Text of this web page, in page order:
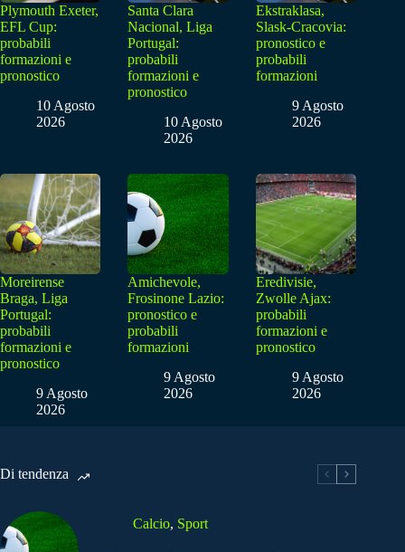
Plymouth Exeter,
EFL Cup:
probabili
formazioni e
pronostico
10 Agosto
2026
Santa Clara
Nacional, Liga
Portugal:
probabili
formazioni e
pronostico
10 Agosto
2026
Ekstraklasa,
Slask-Cracovia:
pronostico e
probabili
formazioni
9 Agosto
2026
Moreirense
Braga, Liga
Portugal:
probabili
formazioni e
pronostico
9 Agosto
2026
Amichevole,
Frosinone Lazio:
pronostico e
probabili
formazioni
9 Agosto
2026
Eredivisie,
Zwolle Ajax:
probabili
formazioni e
pronostico
9 Agosto
2026
Di tendenza
Calcio, Sport